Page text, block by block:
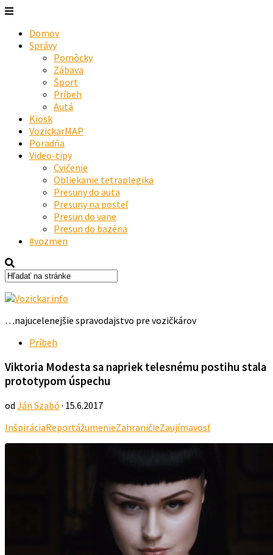
Domov
Správy
Pomôcky
Zábava
Šport
Príbeh
Autá
Kiosk
VozickarMAP
Poradňa
Video-tipy
Cvičenie
Obliekanie tetraplegika
Presuny do auta
Presuny na posteľ
Presun do vane
Presun do bazéna
#vozmen
…najucelenejšie spravodajstvo pre vozičkárov
Príbeh
Viktoria Modesta sa napriek telesnému postihu stala
prototypom úspechu
od Ján Szabó · 15.6.2017
InšpiráciaReportážumenieZahraničieZaujímavosť